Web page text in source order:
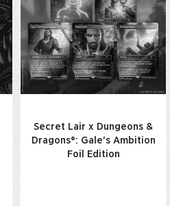
Secret Lair x Dungeons &
Dragons®: Gale's Ambition
Foil Edition